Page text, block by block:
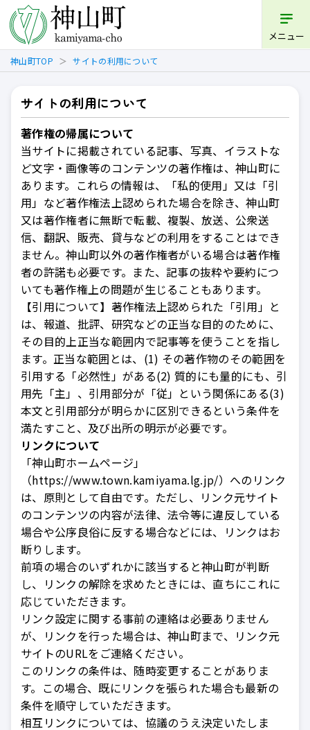
メニュー
神山町TOP サイトの利用について
サイトの利用について
著作権の帰属について
当サイトに掲載されている記事、写真、イラストな
ど文字・画像等のコンテンツの著作権は、神山町に
あります。これらの情報は、「私的使用」又は「引
用」など著作権法上認められた場合を除き、神山町
又は著作権者に無断で転載、複製、放送、公衆送
信、翻訳、販売、貸与などの利用をすることはでき
ません。神山町以外の著作権者がいる場合は著作権
者の許諾も必要です。また、記事の抜粋や要約につ
いても著作権上の問題が生じることもあります。
【引用について】著作権法上認められた「引用」と
は、報道、批評、研究などの正当な目的のために、
その目的上正当な範囲内で記事等を使うことを指し
ます。正当な範囲とは、(1) その著作物のその範囲を
引用する「必然性」がある(2) 質的にも量的にも、引
用先「主」、引用部分が「従」という関係にある(3)
本文と引用部分が明らかに区別できるという条件を
満たすこと、及び出所の明示が必要です。
リンクについて
「神山町ホームページ」
（https://www.town.kamiyama.lg.jp/）へのリンク
は、原則として自由です。ただし、リンク元サイト
のコンテンツの内容が法律、法令等に違反している
場合や公序良俗に反する場合などには、リンクはお
断りします。
前項の場合のいずれかに該当すると神山町が判断
し、リンクの解除を求めたときには、直ちにこれに
応じていただきます。
リンク設定に関する事前の連絡は必要ありません
が、リンクを行った場合は、神山町まで、リンク元
サイトのURLをご連絡ください。
このリンクの条件は、随時変更することがありま
す。この場合、既にリンクを張られた場合も最新の
条件を順守していただきます。
相互リンクについては、協議のうえ決定いたしま